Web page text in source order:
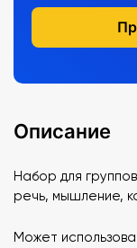
Описание
Набор для
речь, мышление,
Может